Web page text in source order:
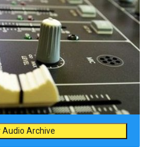
Audio Archive